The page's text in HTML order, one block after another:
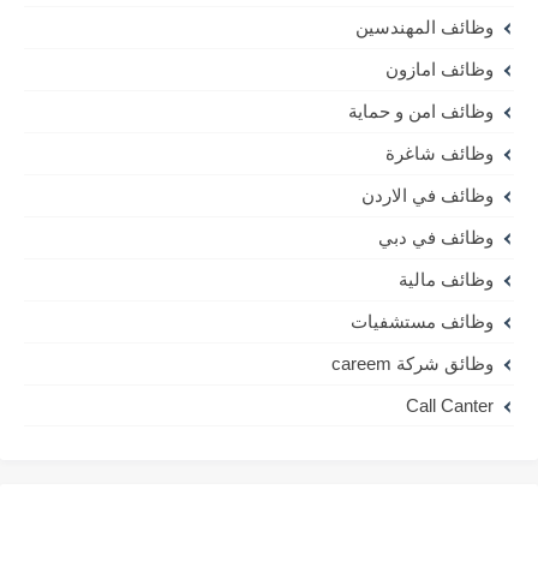
وظائف المهندسين
وظائف امازون
وظائف امن و حماية
وظائف شاغرة
وظائف في الاردن
وظائف في دبي
وظائف مالية
وظائف مستشفيات
وظائق شركة careem
Call Canter